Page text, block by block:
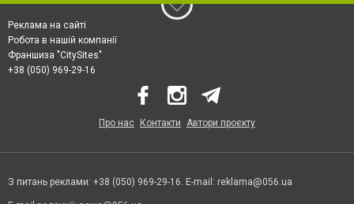
Реклама на сайті
Робота в нашій компанії
Франшиза "CitySites"
+38 (050) 969-29-16
Про нас Контакти Автори проєкту
З питань реклами: +38 (050) 969-29-16. E-mail: reklama@056.ua